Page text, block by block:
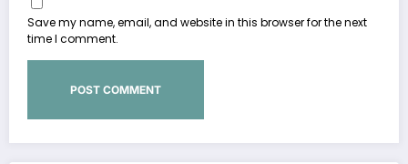
Save my name, email, and website in this browser for the next
time I comment.